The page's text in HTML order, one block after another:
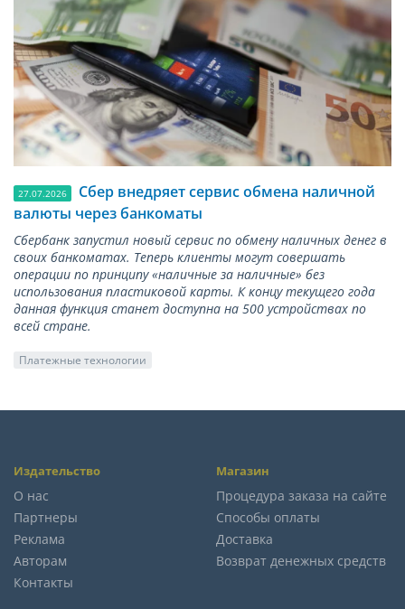
27.07.2026
Сбер внедряет сервис обмена наличной
валюты через банкоматы
Сбербанк запустил новый сервис по обмену наличных денег в
своих банкоматах. Теперь клиенты могут совершать
операции по принципу «наличные за наличные» без
использования пластиковой карты. К концу текущего года
данная функция станет доступна на 500 устройствах по
всей стране.
Платежные технологии
Издательство
О нас
Партнеры
Реклама
Авторам
Контакты
Магазин
Процедура заказа на сайте
Способы оплаты
Доставка
Возврат денежных средств